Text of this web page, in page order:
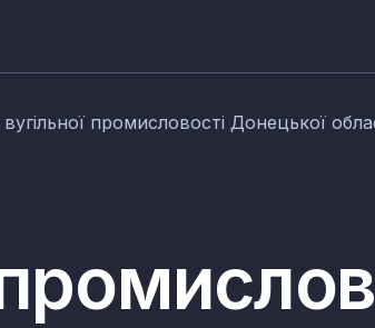
вугільної промисловості Донецької